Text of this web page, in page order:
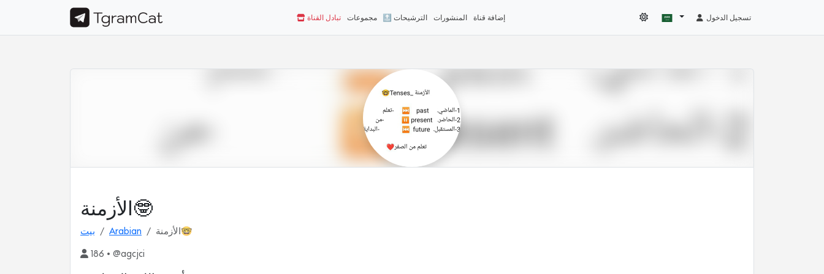
تبادل القناة مجموعات 🔝 الترشيحات المنشورات إضافة قناة تسجيل الدخول
الأزمنة🤓
بيت Arabian الأزمنة🤓
186 • @agcjci